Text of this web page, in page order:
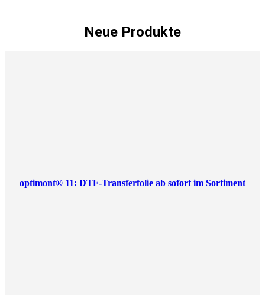
Neue Produkte
optimont® 11: DTF-Transferfolie ab sofort im Sortiment